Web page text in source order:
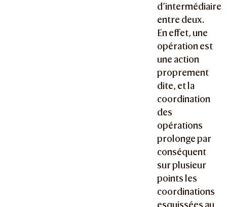
d’intermédiaire
entre deux.
En effet, une
opération est
une action
proprement
dite, et la
coordination
des
opérations
prolonge par
conséquent
sur plusieur
points les
coordinations
esquissées au